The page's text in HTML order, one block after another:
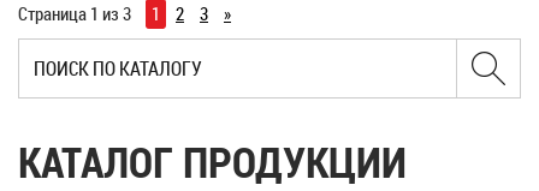
Страница 1 из 3 1 2 3 »
КАТАЛОГ ПРОДУКЦИИ